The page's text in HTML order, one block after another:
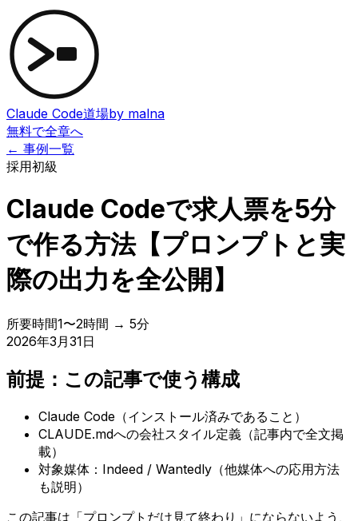
Claude Code道場by malna
無料で全章へ
← 事例一覧
採用初級
Claude Codeで求人票を5分
で作る方法【プロンプトと実
際の出力を全公開】
所要時間1〜2時間 → 5分
2026年3月31日
前提：この記事で使う構成
Claude Code（インストール済みであること）
CLAUDE.mdへの会社スタイル定義（記事内で全文掲
載）
対象媒体：Indeed / Wantedly（他媒体への応用方法
も説明）
この記事は「プロンプトだけ見て終わり」にならないよう、